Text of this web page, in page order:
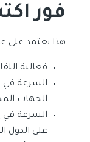
فور
هذا يعتمد على
فعالية
السرعة في
الجهات
السرعة في
على الدول